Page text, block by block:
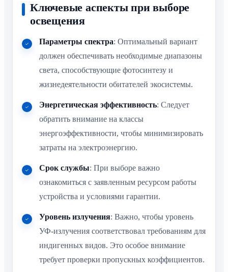
Ключевые аспекты при выборе
освещения
Параметры спектра: Оптимальный вариант
должен обеспечивать необходимые диапазоны
света, способствующие фотосинтезу и
жизнедеятельности обитателей экосистемы.
Энергетическая эффективность: Следует
обратить внимание на классы
энергоэффективности, чтобы минимизировать
затраты на электроэнергию.
Срок службы: При выборе важно
ознакомиться с заявленным ресурсом работы
устройства и условиями гарантии.
Уровень излучения: Важно, чтобы уровень
УФ-излучения соответствовал требованиям для
индигенных видов. Это особое внимание
требует проверки пропускных коэффициентов.